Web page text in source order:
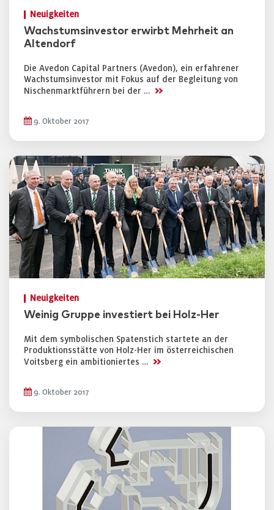
Neuigkeiten
Wachstumsinvestor erwirbt Mehrheit an
Altendorf
Die Avedon Capital Partners (Avedon), ein erfahrener
Wachstumsinvestor mit Fokus auf der Begleitung von
Nischenmarktführern bei der … >>
9. Oktober 2017
Neuigkeiten
Weinig Gruppe investiert bei Holz-Her
Mit dem symbolischen Spatenstich startete an der
Produktionsstätte von Holz-Her im österreichischen
Voitsberg ein ambitioniertes … >>
9. Oktober 2017